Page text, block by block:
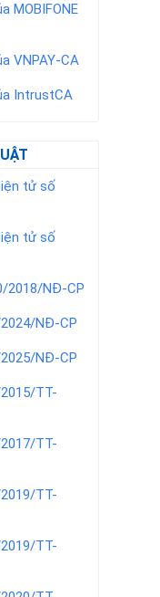
MOBIFONE
VNPAY-CA
IntrustCA
tử số
tử số
2018/NĐ-CP
NĐ-CP
NĐ-CP
TT-
TT-
TT-
TT-